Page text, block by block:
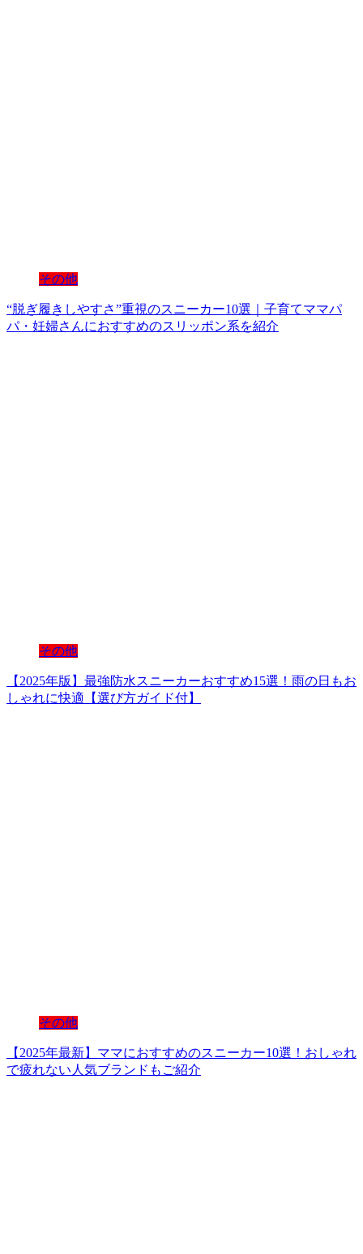
その他
“脱ぎ履きしやすさ”重視のスニーカー10選｜子育てママパ
パ・妊婦さんにおすすめのスリッポン系を紹介
その他
【2025年版】最強防水スニーカーおすすめ15選！雨の日もお
しゃれに快適【選び方ガイド付】
その他
【2025年最新】ママにおすすめのスニーカー10選！おしゃれ
で疲れない人気ブランドもご紹介